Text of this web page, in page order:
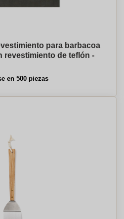
para barbacoa
revestimiento de teflón -
en 500 piezas